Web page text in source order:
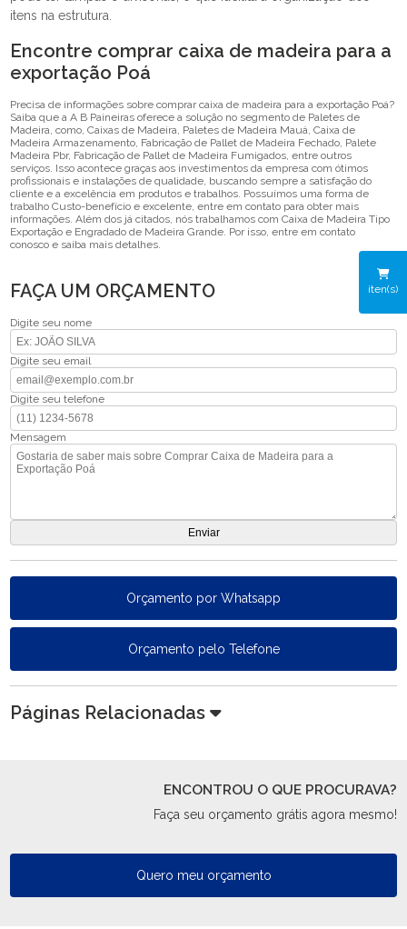
iten(s)
itens na estrutura.
Encontre comprar caixa de madeira para a
exportação Poá
Precisa de informações sobre comprar caixa de madeira para a exportação Poá?
Saiba que a A B Paineiras oferece a solução no segmento de Paletes de
Madeira, como, Caixas de Madeira, Paletes de Madeira Mauá, Caixa de
Madeira Armazenamento, Fabricação de Pallet de Madeira Fechado, Palete
Madeira Pbr, Fabricação de Pallet de Madeira Fumigados, entre outros
serviços. Isso acontece graças aos investimentos da empresa com ótimos
profissionais e instalações de qualidade, buscando sempre a satisfação do
cliente e a excelência em produtos e trabalhos. Possuímos uma forma de
trabalho Custo-benefício e excelente, entre em contato para obter mais
informações. Além dos já citados, nós trabalhamos com Caixa de Madeira Tipo
Exportação e Engradado de Madeira Grande. Por isso, entre em contato
conosco e saiba mais detalhes.
FAÇA UM ORÇAMENTO
Digite seu nome
Digite seu email
Digite seu telefone
Mensagem
Orçamento por Whatsapp
Orçamento pelo Telefone
Páginas Relacionadas
ENCONTROU O QUE PROCURAVA?
Faça seu orçamento grátis agora mesmo!
Quero meu orçamento